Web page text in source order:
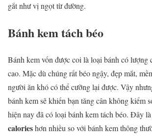
gắt như vị ngọt từ đường.
Bánh kem tách béo
Bánh kem vốn được coi là loại bánh có lượng
cao. Mặc dù chúng rất béo ngậy, đẹp mắt,
người ăn khó có thể cưỡng lại được. Vậy
bánh kem sẽ khiến bạn tăng cân không kiểm
hiện nay đã có loại bánh kem tách béo. Đây là
calorieshơn nhiều so với bánh kem thông